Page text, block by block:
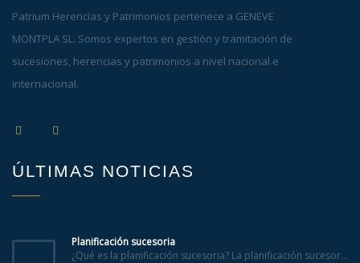
Patrium Herencias y Patrimonios pertenece a GENEVE
MONTPLA SL. Somos expertos en gestión y tramitación de
sucesiones, herencias y patrimonios a nivel nacional e
internacional.
ÚLTIMAS NOTICIAS
Planificación sucesoria
¿Qué es la planificación sucesoria? La planificación sucesor...